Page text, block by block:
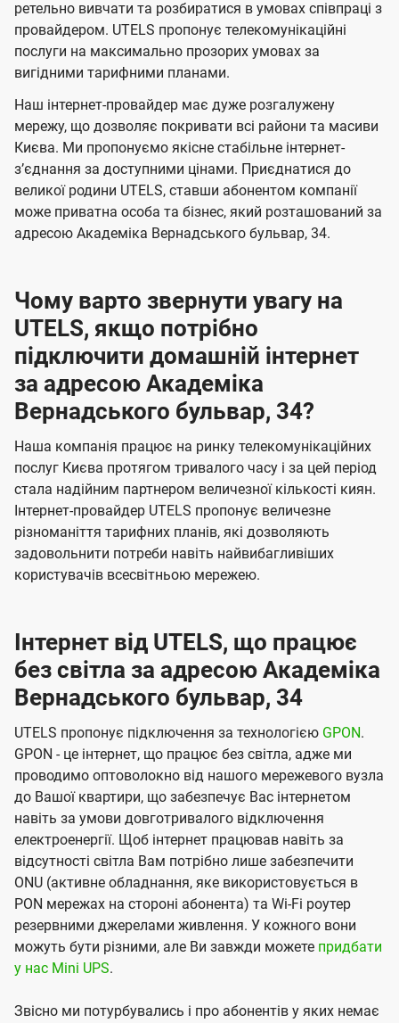
ї
U
t
e
l
s
ч
е
н
н
я
ч
е
н
я
ретельно вивчати та розбиратися в умовах співпраці з
провайдером. UTELS пропонує телекомунікаційні
послуги на максимально прозорих умовах за
вигідними тарифними планами.
Наш інтернет-провайдер має дуже розгалужену
мережу, що дозволяє покривати всі райони та масиви
Києва. Ми пропонуємо якісне стабільне інтернет-
зʼєднання за доступними цінами. Приєднатися до
великої родини UTELS, ставши абонентом компанії
може приватна особа та бізнес, який розташований за
адресою Академіка Вернадського бульвар, 34.
Чому варто звернути увагу на
UTELS, якщо потрібно
підключити домашній інтернет
за адресою Академіка
Вернадського бульвар, 34?
Наша компанія працює на ринку телекомунікаційних
послуг Києва протягом тривалого часу і за цей період
стала надійним партнером величезної кількості киян.
Інтернет-провайдер UTELS пропонує величезне
різноманіття тарифних планів, які дозволяють
задовольнити потреби навіть найвибагливіших
користувачів всесвітньою мережею.
Інтернет від UTELS, що працює
без світла за адресою Академіка
Вернадського бульвар, 34
UTELS пропонує підключення за технологією GPON.
GPON - це інтернет, що працює без світла, адже ми
проводимо оптоволокно від нашого мережевого вузла
до Вашої квартири, що забезпечує Вас інтернетом
навіть за умови довготривалого відключення
електроенергії. Щоб інтернет працював навіть за
відсутності світла Вам потрібно лише забезпечити
ONU (активне обладнання, яке використовується в
PON мережах на стороні абонента) та Wi-Fi роутер
резервними джерелами живлення. У кожного вони
можуть бути різними, але Ви завжди можете придбати
у нас Mini UPS.
Звісно ми потурбувались і про абонентів у яких немає